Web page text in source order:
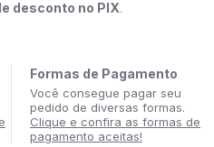
desconto no PIX.
Formas de Pagamento
Você consegue pagar seu
pedido de diversas formas.
Clique e confira as formas de
pagamento aceitas!